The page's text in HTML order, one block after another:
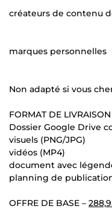
créateurs de contenu
marques personnelles
Non adapté si vous
FORMAT DE LIVRAISON
Dossier Google Drive
visuels (PNG/JPG)
vidéos (MP4)
document avec
planning de
OFFRE DE BASE –